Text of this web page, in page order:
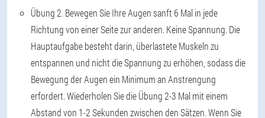
Übung 2. Bewegen Sie Ihre Augen sanft 6 Mal in jede
Richtung von einer Seite zur anderen. Keine Spannung. Die
Hauptaufgabe besteht darin, überlastete Muskeln zu
entspannen und nicht die Spannung zu erhöhen, sodass die
Bewegung der Augen ein Minimum an Anstrengung
erfordert. Wiederholen Sie die Übung 2-3 Mal mit einem
Abstand von 1-2 Sekunden zwischen den Sätzen. Wenn Sie